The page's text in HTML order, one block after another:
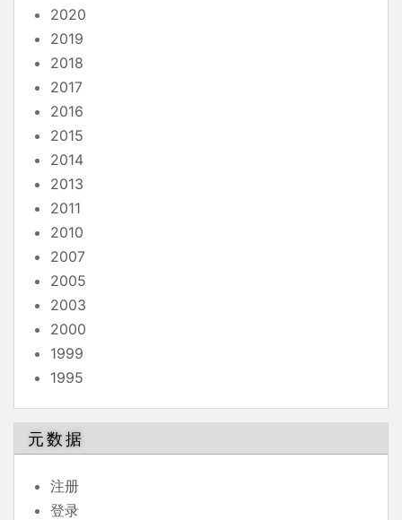
2020
2019
2018
2017
2016
2015
2014
2013
2011
2010
2007
2005
2003
2000
1999
1995
元数据
注册
登录